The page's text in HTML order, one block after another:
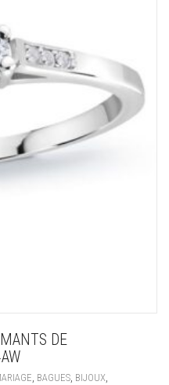
DE
, BAGUES, BIJOUX,